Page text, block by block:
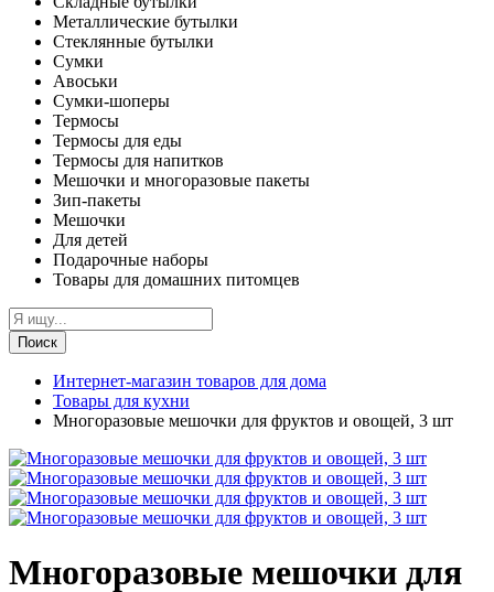
Металлические бутылки
Стеклянные бутылки
Сумки
Авоськи
Сумки-шоперы
Термосы
Термосы для еды
Термосы для напитков
Мешочки и многоразовые пакеты
Зип-пакеты
Мешочки
Для детей
Подарочные наборы
Товары для домашних питомцев
Поиск
Интернет-магазин товаров для дома
Товары для кухни
Многоразовые мешочки для фруктов и овощей, 3 шт
Многоразовые мешочки для